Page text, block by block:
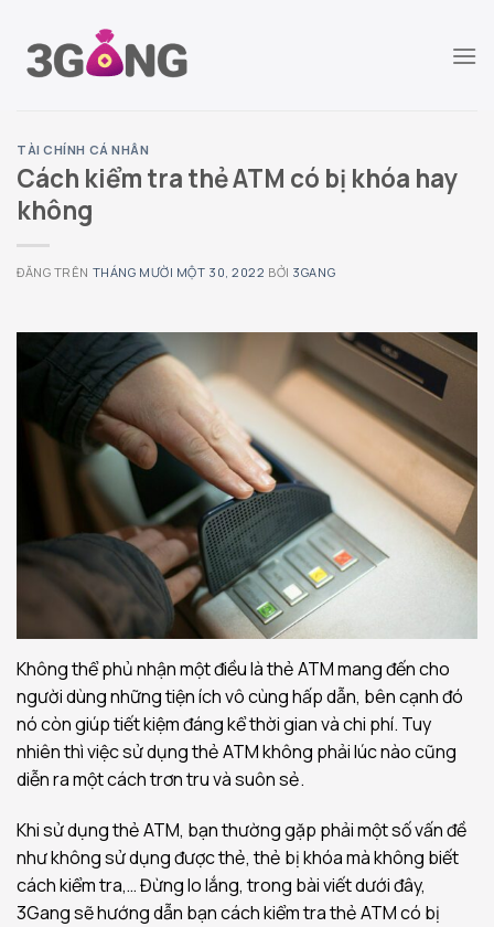
đến
TÀI CHÍNH CÁ NHÂN
Cách kiểm tra thẻ ATM có bị khóa hay
không
ĐĂNG TRÊN THÁNG MƯỜI MỘT 30, 2022 BỞI 3GANG
Không thể phủ nhận một điều là thẻ ATM mang đến cho
người dùng những tiện ích vô cùng hấp dẫn, bên cạnh đó
nó còn giúp tiết kiệm đáng kể thời gian và chi phí. Tuy
nhiên thì việc sử dụng thẻ ATM không phải lúc nào cũng
diễn ra một cách trơn tru và suôn sẻ.
Khi sử dụng thẻ ATM, bạn thường gặp phải một số vấn đề
như không sử dụng được thẻ, thẻ bị khóa mà không biết
cách kiểm tra,… Đừng lo lắng, trong bài viết dưới đây,
3Gang sẽ hướng dẫn bạn cách kiểm tra thẻ ATM có bị